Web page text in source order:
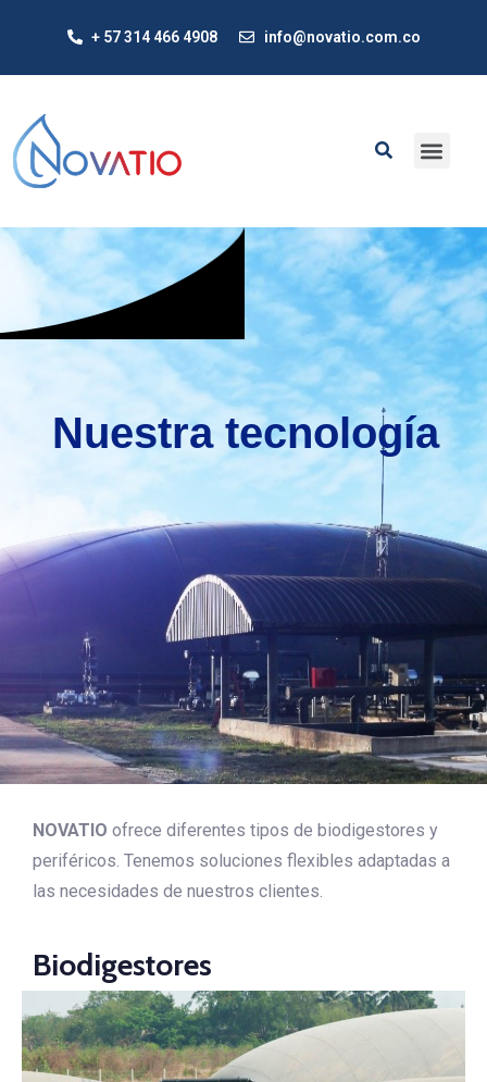
+ 57 314 466 4908 info@novatio.com.co
Nuestra tecnología
NOVATIO ofrece diferentes tipos de biodigestores y
periféricos. Tenemos soluciones flexibles adaptadas a
las necesidades de nuestros clientes.
Biodigestores